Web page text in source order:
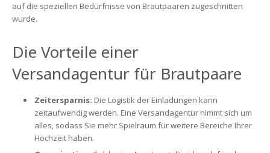
auf die speziellen Bedürfnisse von Brautpaaren zugeschnitten
wurde.
Die Vorteile einer
Versandagentur für Brautpaare
Zeitersparnis: Die Logistik der Einladungen kann
zeitaufwendig werden. Eine Versandagentur nimmt sich um
alles, sodass Sie mehr Spielraum für weitere Bereiche Ihrer
Hochzeit haben.